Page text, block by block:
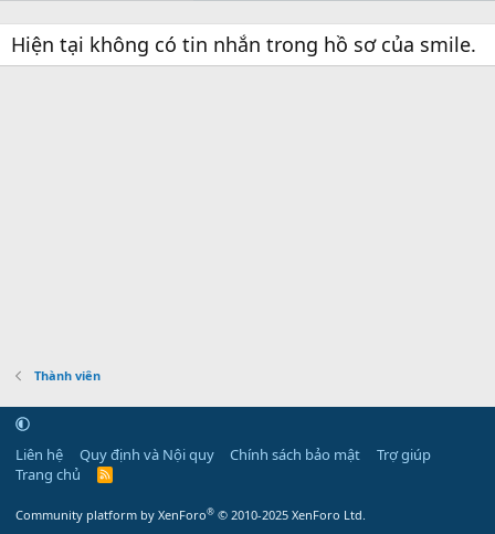
Hiện tại không có tin nhắn trong hồ sơ của smile.
Thành viên
Liên hệ Quy định và Nội quy Chính sách bảo mật
Trợ giúp
Trang chủ
R
Community platform by XenForo® © 2010-2025 XenForo Ltd.